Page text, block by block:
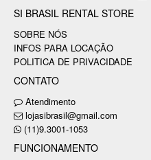
SI BRASIL RENTAL STORE
SOBRE NÓS
INFOS PARA LOCAÇÃO
POLITICA DE PRIVACIDADE
CONTATO
Atendimento
lojasibrasil@gmail.com
(11)9.3001-1053
FUNCIONAMENTO